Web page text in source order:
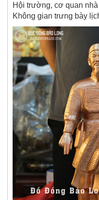
Hội trường, cơ quan
Không gian trưng bày